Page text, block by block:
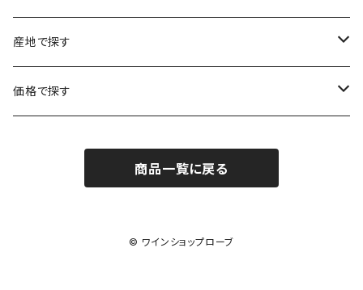
シャルル・エドシック
ジャン・ラルマン
ロワール
コトーシャンプノワ
スロヴァキア
オーストリア
ロワール
チリ
アメリカ
福袋
シャンパーニュセット
産地で探す
アメリカ
価格で探す
3,000円～4,999円
商品一覧に戻る
© ワインショップローブ